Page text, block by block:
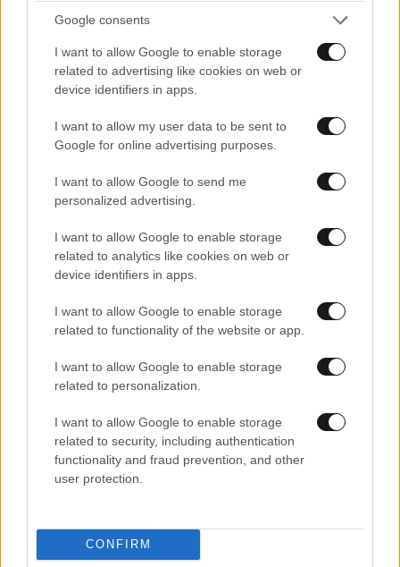
Google consents
I want to allow Google to enable storage
related to advertising like cookies on web or
device identifiers in apps.
I want to allow my user data to be sent to
Google for online advertising purposes.
I want to allow Google to send me
personalized advertising.
I want to allow Google to enable storage
related to analytics like cookies on web or
device identifiers in apps.
I want to allow Google to enable storage
related to functionality of the website or app.
I want to allow Google to enable storage
related to personalization.
I want to allow Google to enable storage
related to security, including authentication
functionality and fraud prevention, and other
user protection.
CONFIRM
Xαρακτήρες: 0/1000
Διαβάστε και ακολουθήστε τους κανόνες σχολιασμού
Gabriella 27·09·2013 13:49
Απαντήστε
Gabriel 27·09·2013 14:04
Ααααααα... Εδώ διαφωνώ μαζί σου... Θείο δώρο
της οικουμένης ήταν και παραμένει η Αλέκα...
χαχαχαχχα...